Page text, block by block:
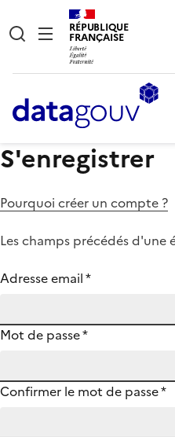
RÉPUBLIQUE
FRANÇAISE
S'enregistrer
Pourquoi créer un compte ?
Les champs précédés d'une
Adresse email*
Mot de passe*
Confirmer le mot de passe*